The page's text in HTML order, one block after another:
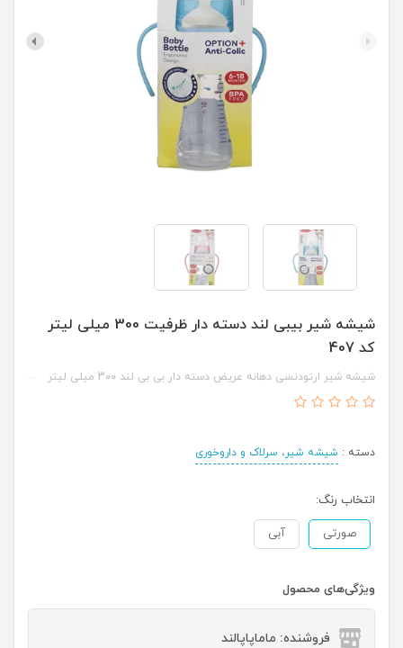
شیشه شیر بیبی لند دسته دار ظرفیت 300 میلی لیتر
کد 407
شیشه شیر ارتودنسی دهانه عریض دسته دار بی بی لند 300 میلی لیتر
دسته : شیشه شیر، سرلاک و داروخوری
انتخاب رنگ:
صورتی آبی
ویژگی‌های محصول
فروشنده: ماماپاپالند